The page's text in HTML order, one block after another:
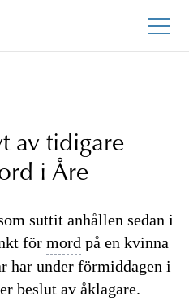
av tidigare
i Åre
suttit anhållen sedan i
för mord på en kvinna
har under förmiddagen i
beslut av åklagare.